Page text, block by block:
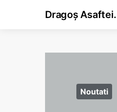
Dragoș Asaftei.
Noutati